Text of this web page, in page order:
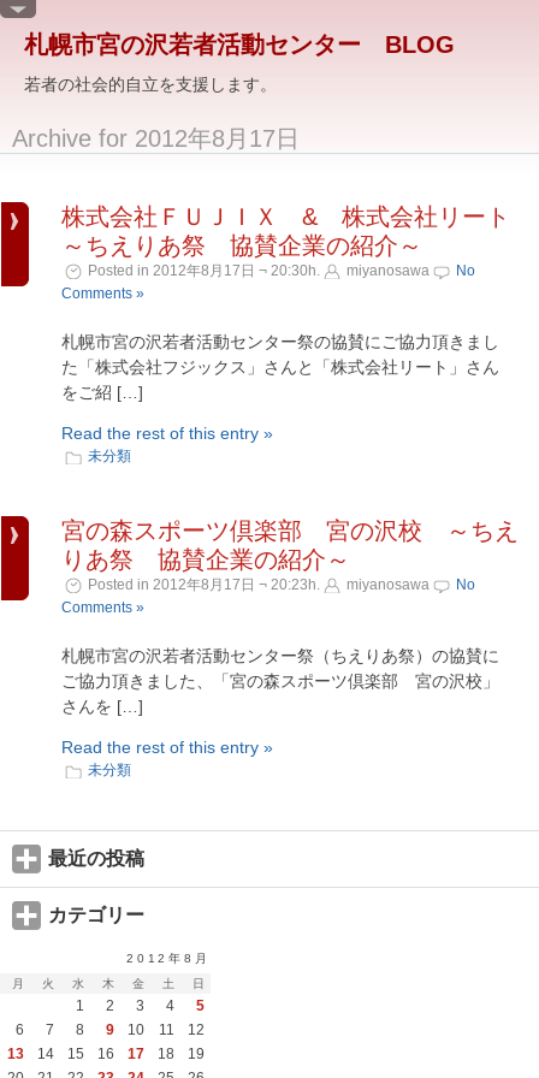
札幌市宮の沢若者活動センター BLOG
若者の社会的自立を支援します。
Archive for 2012年8月17日
株式会社ＦＵＪＩＸ & 株式会社リート
～ちえりあ祭 協賛企業の紹介～
Posted in 2012年8月17日 ¬ 20:30h. miyanosawa
No
Comments »
札幌市宮の沢若者活動センター祭の協賛にご協力頂きまし
た「株式会社フジックス」さんと「株式会社リート」さん
をご紹 […]
Read the rest of this entry »
未分類
宮の森スポーツ倶楽部 宮の沢校 ～ちえ
りあ祭 協賛企業の紹介～
Posted in 2012年8月17日 ¬ 20:23h. miyanosawa
No
Comments »
札幌市宮の沢若者活動センター祭（ちえりあ祭）の協賛に
ご協力頂きました、「宮の森スポーツ倶楽部 宮の沢校」
さんを […]
Read the rest of this entry »
未分類
最近の投稿
カテゴリー
2012年8月
月
火 水 木 金 土 日
1 2 3 4
5
6
7 8 9 10 11
12
13
14 15 16 17 18
19